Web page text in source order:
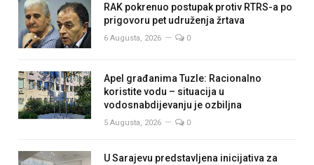
RAK pokrenuo postupak protiv RTRS-a po
prigovoru pet udruženja žrtava
6 Augusta, 2026 0
Apel građanima Tuzle: Racionalno
koristite vodu – situacija u
vodosnabdijevanju je ozbiljna
5 Augusta, 2026 0
U Sarajevu predstavljena inicijativa za